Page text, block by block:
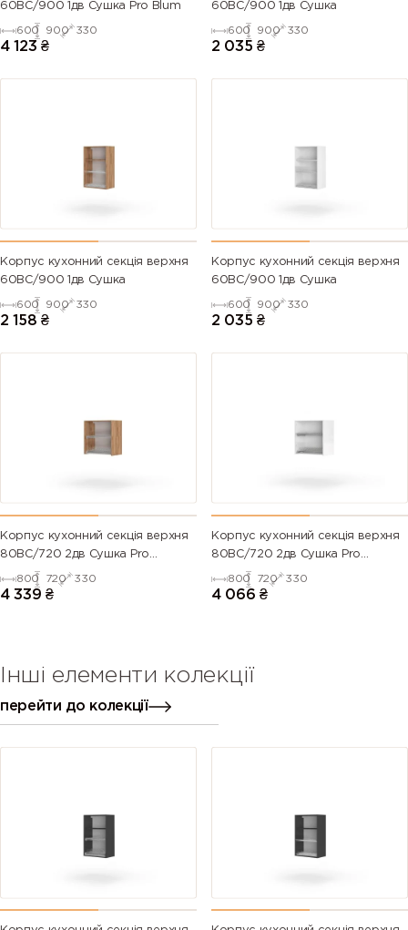
60ВС/900 1дв Сушка Pro Blum
600 900 330
4 123 ₴
60ВС/900 1дв Сушка
600 900 330
2 035 ₴
Корпус кухонний секцiя верхня
60ВС/900 1дв Сушка
600 900 330
2 158 ₴
Корпус кухонний секцiя верхня
60ВС/900 1дв Сушка
600 900 330
2 035 ₴
Корпус кухонний секцiя верхня
80ВС/720 2дв Сушка Pro
Blum+Rejs(Дуб Крафт (Серія М))
800 720 330
4 339 ₴
Корпус кухонний секцiя верхня
80ВС/720 2дв Сушка Pro
Blum+Rejs(Білий (Серія М))
800 720 330
4 066 ₴
Інші елементи колекції
перейти до колекції